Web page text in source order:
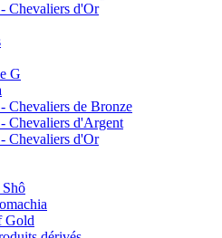
Chevaliers d'Or
G
Chevaliers de Bronze
Chevaliers d'Argent
Chevaliers d'Or
Shô
Gold